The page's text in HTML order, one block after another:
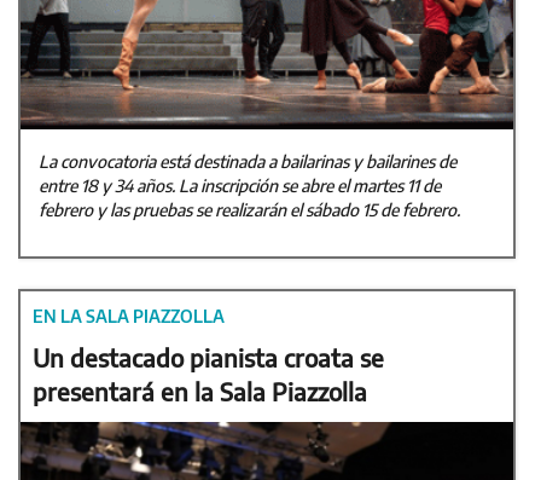
La convocatoria está destinada a bailarinas y bailarines de
entre 18 y 34 años. La inscripción se abre el martes 11 de
febrero y las pruebas se realizarán el sábado 15 de febrero.
EN LA SALA PIAZZOLLA
Un destacado pianista croata se
presentará en la Sala Piazzolla